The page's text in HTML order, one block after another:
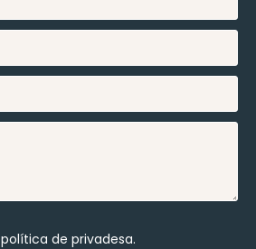
política de privadesa.